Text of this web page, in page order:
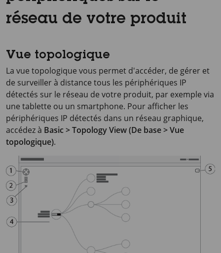
réseau de votre produit
Vue topologique
La vue topologique vous permet d'accéder, de gérer et
de surveiller à distance tous les périphériques IP
détectés sur le réseau de votre produit, par exemple via
une tablette ou un smartphone. Pour afficher les
périphériques IP détectés dans un réseau graphique,
accédez à Basic > Topology View (De base > Vue
topologique).